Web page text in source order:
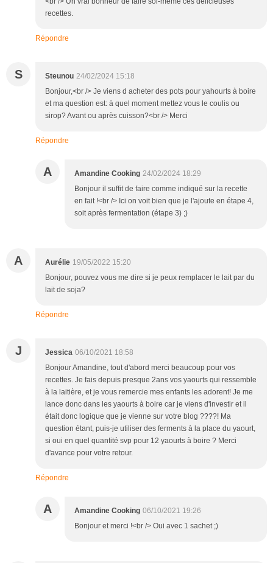
recettes.
Répondre
S Steunou 24/02/2024 15:18
Bonjour,<br /> Je viens d acheter des pots pour yahourts à boire
et ma question est: à quel moment mettez vous le coulis ou
sirop? Avant ou après cuisson?<br /> Merci
Répondre
A Amandine Cooking 24/02/2024 18:29
Bonjour il suffit de faire comme indiqué sur la recette
en fait !<br /> Ici on voit bien que je l'ajoute en étape 4,
soit après fermentation (étape 3) ;)
A Aurélie 19/05/2022 15:20
Bonjour, pouvez vous me dire si je peux remplacer le lait par du
lait de soja?
Répondre
J Jessica 06/10/2021 18:58
Bonjour Amandine, tout d'abord merci beaucoup pour vos
recettes. Je fais depuis presque 2ans vos yaourts qui ressemble
à la laitière, et je vous remercie mes enfants les adorent! Je me
lance donc dans les yaourts à boire car je viens d'investir et il
était donc logique que je vienne sur votre blog ????! Ma
question étant, puis-je utiliser des ferments à la place du yaourt,
si oui en quel quantité svp pour 12 yaourts à boire ? Merci
d'avance pour votre retour.
Répondre
A Amandine Cooking 06/10/2021 19:26
Bonjour et merci !<br /> Oui avec 1 sachet ;)